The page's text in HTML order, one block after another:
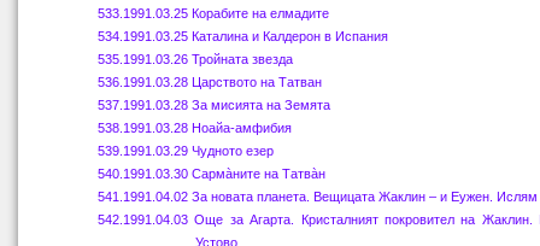
533 .1991.03.25 Корабите на елмадите
534 .1991.03.25 Каталина и Калдерон в Испания
535 .1991.03.26 Тройната звезда
536. 1991.03.28 Царството на Татван
537 .1991.03.28 За мисията на Земята
538 .1991.03.28 Ноайа-амфибия
539 .1991.03.29 Чудното езер
540 .1991.03.30 Сармàните на Татвàн
541 .1991.04.02 За новата планета. Вещицата Жаклин – и Еужен. Ислям
542 .1991.04. 03 Още за Агарта. Кристалният покровител на Жаклин.
Устово